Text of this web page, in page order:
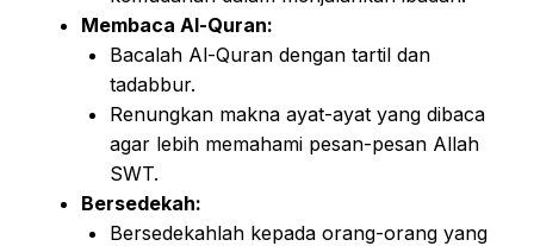
Membaca Al-Quran:
Bacalah Al-Quran dengan tartil dan
tadabbur.
Renungkan makna ayat-ayat yang dibaca
agar lebih memahami pesan-pesan Allah
SWT.
Bersedekah:
Bersedekahlah kepada orang-orang yang